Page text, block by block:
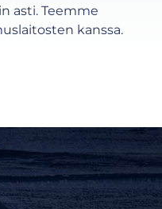
asti. Teemme
kanssa.